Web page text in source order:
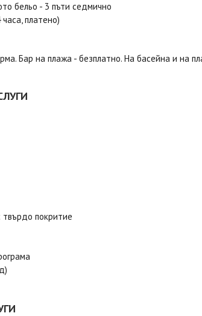
бельо - 3 пъти седмично
платено)
Бар на плажа - безплатно. На басейна и на
твърдо покритие